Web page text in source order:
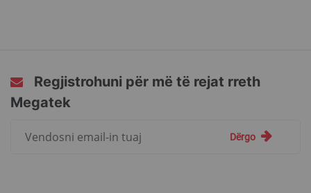
Regjistrohuni për më të rejat rreth
Megatek
Dërgo